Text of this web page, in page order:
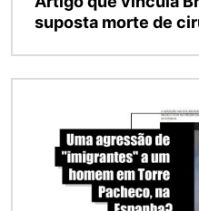
suposta morte de